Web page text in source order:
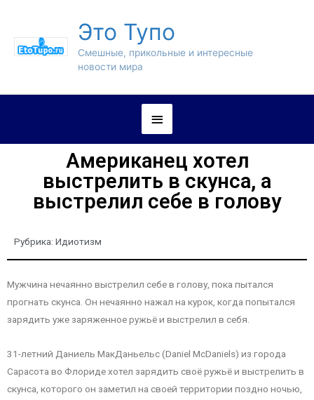
Это Тупо
Смешные, прикольные и интересные
новости мира
Американец хотел
выстрелить в скунса, а
выстрелил себе в голову
Рубрика: Идиотизм
Мужчина нечаянно выстрелил себе в голову, пока пытался
прогнать скунса. Он нечаянно нажал на курок, когда попытался
зарядить уже заряженное ружьё и выстрелил в себя.
31-летний Даниель МакДаньельс (Daniel McDaniels) из города
Сарасота во Флориде хотел зарядить своё ружьё и выстрелить в
скунса, которого он заметил на своей территории поздно ночью,